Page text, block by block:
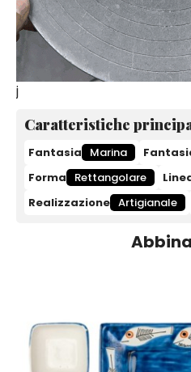
j
Caratteristiche
Fantasia Marina
Forma
Rettangolare
Realizzazione Artigianale